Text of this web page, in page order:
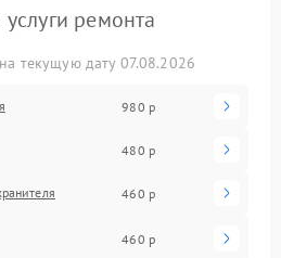
ремонта
текущую дату 07.08.2026
980 р
480 р
460 р
460 р